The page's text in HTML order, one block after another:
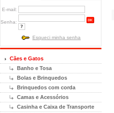
E-mail:
Senha:
Esqueci minha senha
Cães e Gatos
Banho e Tosa
Bolas e Brinquedos
Brinquedos com corda
Camas e Acessórios
Casinha e Caixa de Transporte